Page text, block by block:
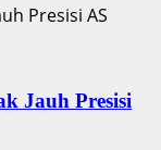
Jauh Presisi